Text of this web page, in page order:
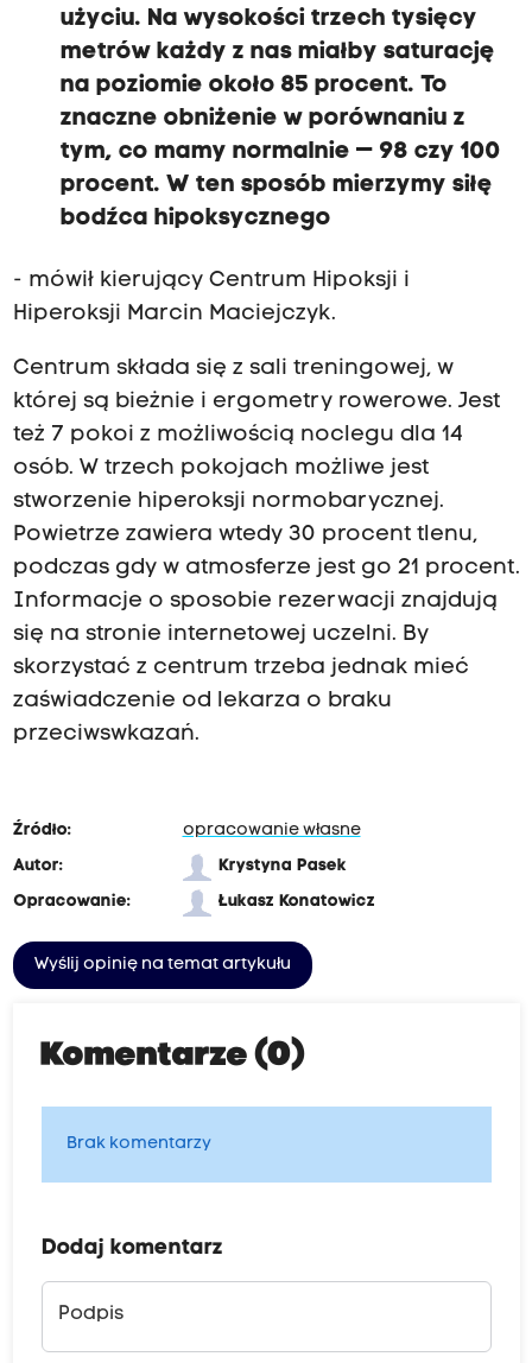
użyciu. Na wysokości trzech tysięcy
metrów każdy z nas miałby saturację
na poziomie około 85 procent. To
znaczne obniżenie w porównaniu z
tym, co mamy normalnie — 98 czy 100
procent. W ten sposób mierzymy siłę
bodźca hipoksycznego
- mówił kierujący Centrum Hipoksji i
Hiperoksji Marcin Maciejczyk.
Centrum składa się z sali treningowej, w
której są bieżnie i ergometry rowerowe. Jest
też 7 pokoi z możliwością noclegu dla 14
osób. W trzech pokojach możliwe jest
stworzenie hiperoksji normobarycznej.
Powietrze zawiera wtedy 30 procent tlenu,
podczas gdy w atmosferze jest go 21 procent.
Informacje o sposobie rezerwacji znajdują
się na stronie internetowej uczelni. By
skorzystać z centrum trzeba jednak mieć
zaświadczenie od lekarza o braku
przeciwswkazań.
Źródło:
opracowanie własne
Autor:
Krystyna Pasek
Opracowanie:
Łukasz Konatowicz
Wyślij opinię na temat artykułu
Komentarze (0)
Brak komentarzy
Dodaj komentarz
Podpis